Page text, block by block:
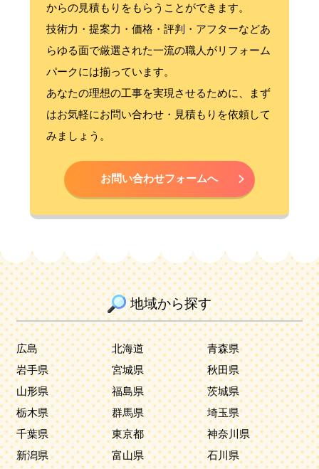
からの見積もりをもらうことができます。
技術力・提案力・価格・評判・アフターなどあ
らゆる面で厳選された一流の職人がリフォーム
パークには揃っています。
あなたの理想の工事を実現させるために、まず
はお気軽にお問い合わせ・見積もりを依頼して
みましょう。
お問い合わせフォームへ
地域から探す
広島 北海道
青森県
岩手県
宮城県
秋田県
山形県
福島県
茨城県
栃木県
群馬県
埼玉県
千葉県
東京都
神奈川県
新潟県
富山県
石川県